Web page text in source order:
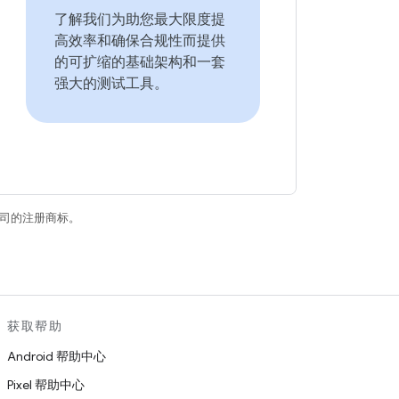
了解我们为助您最大限度提
高效率和确保合规性而提供
的可扩缩的基础架构和一套
强大的测试工具。
的注册商标。
获取帮助
Android 帮助中心
Pixel 帮助中心